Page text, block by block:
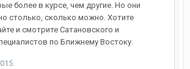
более в курсе, чем другие. Но они
столько, сколько можно. Хотите
и смотрите Сатановского и
по Ближнему Востоку.